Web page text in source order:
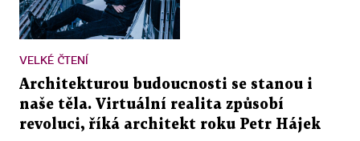
VELKÉ ČTENÍ
Architekturou budoucnosti se stanou i
naše těla. Virtuální realita způsobí
revoluci, říká architekt roku Petr Hájek